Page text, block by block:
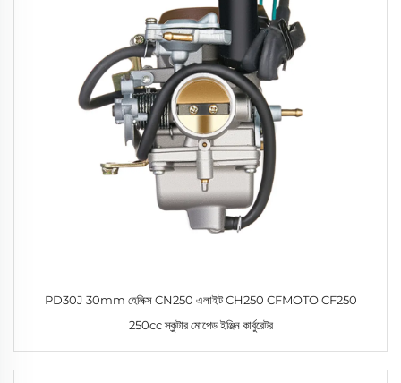
PD30J 30mm হেলিক্স CN250 এলাইট CH250 CFMOTO CF250
250cc স্কুটার মোপেড ইঞ্জিন কার্বুরেটর